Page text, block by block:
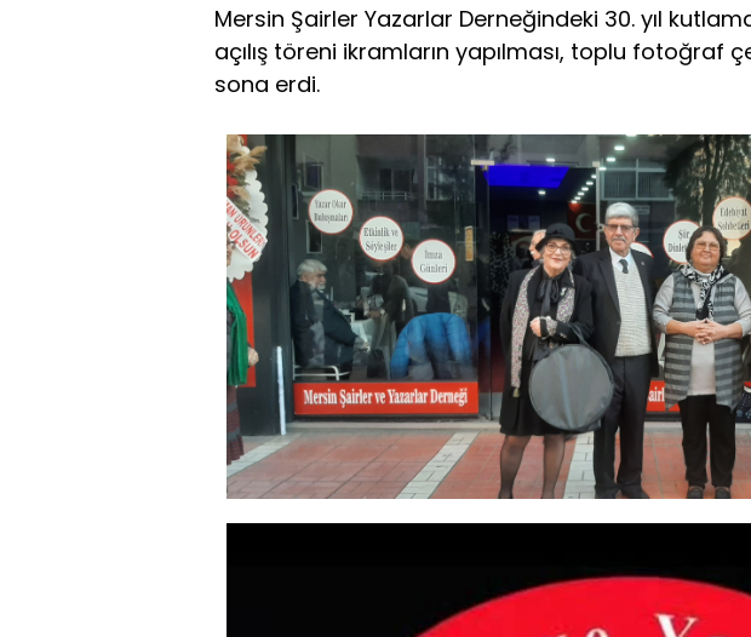
Mersin Şairler Yazarlar Derneğindeki 30. yıl
açılış töreni ikramların yapılması, toplu fotoğraf
sona erdi.